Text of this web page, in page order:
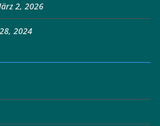
2, 2026
2024